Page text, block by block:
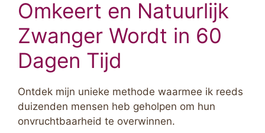
Omkeert en Natuurlijk
Zwanger Wordt in 60
Dagen Tijd
Ontdek mijn unieke methode waarmee ik reeds
duizenden mensen heb geholpen om hun
onvruchtbaarheid te overwinnen.